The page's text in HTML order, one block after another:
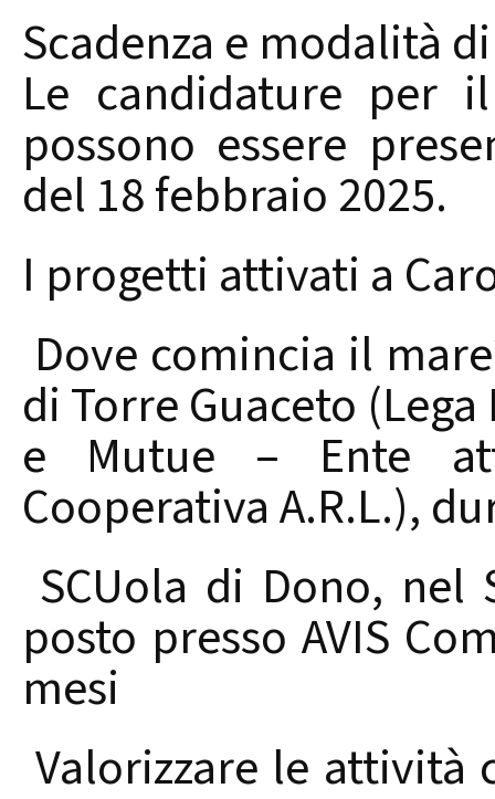
Scadenza e modalità
Le candidature per
possono essere
del 18 febbraio 2025.
I progetti attivati a
Dove comincia il
di Torre Guaceto
e Mutue – Ente
Cooperativa A.R.L.),
SCUola di Dono, nel
posto presso AVIS
mesi
Valorizzare le attività